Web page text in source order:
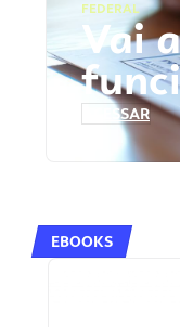
FEDERAL
Vai
ACESSAR
EBOOKS